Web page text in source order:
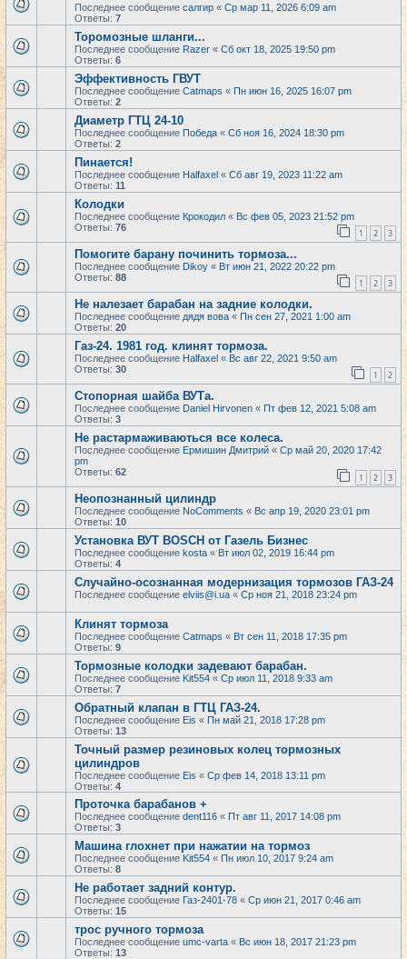
Последнее сообщение салгир « Ср мар 11, 2026 6:09 am
Ответы: 7
Торомозные шланги...
Последнее сообщение Razer « Сб окт 18, 2025 19:50 pm
Ответы: 6
Эффективность ГВУТ
Последнее сообщение Catmaps « Пн июн 16, 2025 16:07 pm
Ответы: 2
Диаметр ГТЦ 24-10
Последнее сообщение Победа « Сб ноя 16, 2024 18:30 pm
Ответы: 2
Пинается!
Последнее сообщение Halfaxel « Сб авг 19, 2023 11:22 am
Ответы: 11
Колодки
Последнее сообщение Крокодил « Вс фев 05, 2023 21:52 pm
Ответы: 76 1 2 3
Помогите барану починить тормоза...
Последнее сообщение Dikoy « Вт июн 21, 2022 20:22 pm
Ответы: 88 1 2 3
Не налезает барабан на задние колодки.
Последнее сообщение дядя вова « Пн сен 27, 2021 1:00 am
Ответы: 20
Газ-24. 1981 год. клинят тормоза.
Последнее сообщение Halfaxel « Вс авг 22, 2021 9:50 am
Ответы: 30 1 2
Стопорная шайба ВУТа.
Последнее сообщение Daniel Hirvonen « Пт фев 12, 2021 5:08 am
Ответы: 3
Не растармаживаються все колеса.
Последнее сообщение Ермишин Дмитрий « Ср май 20, 2020 17:42
pm
Ответы: 62 1 2 3
Неопознанный цилиндр
Последнее сообщение NoComments « Вс апр 19, 2020 23:01 pm
Ответы: 10
Установка ВУТ BOSCH от Газель Бизнес
Последнее сообщение kosta « Вт июл 02, 2019 16:44 pm
Ответы: 4
Случайно-осознанная модернизация тормозов ГАЗ-24
Последнее сообщение elviis@i.ua « Ср ноя 21, 2018 23:24 pm
Клинят тормоза
Последнее сообщение Catmaps « Вт сен 11, 2018 17:35 pm
Ответы: 9
Тормозные колодки задевают барабан.
Последнее сообщение Kit554 « Ср июл 11, 2018 9:33 am
Ответы: 7
Обратный клапан в ГТЦ ГАЗ-24.
Последнее сообщение Eis « Пн май 21, 2018 17:28 pm
Ответы: 13
Точный размер резиновых колец тормозных
цилиндров
Последнее сообщение Eis « Ср фев 14, 2018 13:11 pm
Ответы: 4
Проточка барабанов +
Последнее сообщение dent116 « Пт авг 11, 2017 14:08 pm
Ответы: 3
Машина глохнет при нажатии на тормоз
Последнее сообщение Kit554 « Пн июл 10, 2017 9:24 am
Ответы: 8
Не работает задний контур.
Последнее сообщение Газ-2401-78 « Ср июн 21, 2017 0:46 am
Ответы: 15
трос ручного тормоза
Последнее сообщение umc-varta « Вс июн 18, 2017 21:23 pm
Ответы: 13